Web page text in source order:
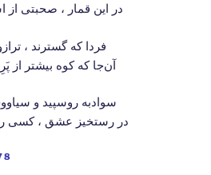
در این قمار ، صحبتی از
فردا که گسترند ،
آن‌جا که کوه بیشتر از
سوادبه روسپید و
در رستخیز عشق ، کسی